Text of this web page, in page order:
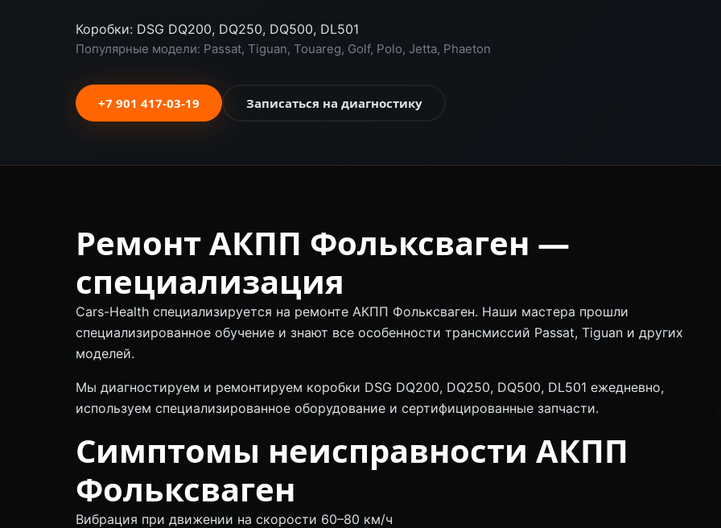
Коробки: DSG DQ200, DQ250, DQ500, DL501
Популярные модели: Passat, Tiguan, Touareg, Golf, Polo, Jetta, Phaeton
+7 901 417-03-19 Записаться на диагностику
Ремонт АКПП Фольксваген —
специализация
Cars-Health специализируется на ремонте АКПП Фольксваген. Наши мастера прошли
специализированное обучение и знают все особенности трансмиссий Passat, Tiguan и других
моделей.
Мы диагностируем и ремонтируем коробки DSG DQ200, DQ250, DQ500, DL501 ежедневно,
используем специализированное оборудование и сертифицированные запчасти.
Симптомы неисправности АКПП
Фольксваген
Вибрация при движении на скорости 60–80 км/ч